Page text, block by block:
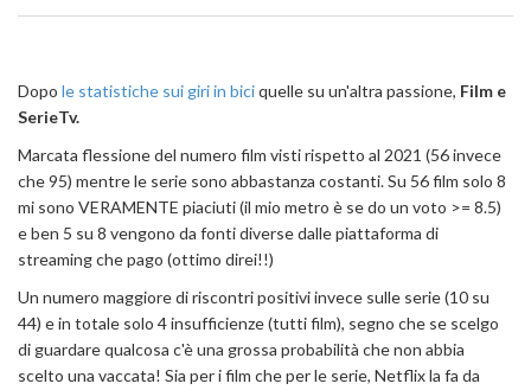
Dopo le statistiche sui giri in biciquelle su un'altra passione, Film e
SerieTv.
Marcata flessione del numero film visti rispetto al 2021 (56 invece
che 95) mentre le serie sono abbastanza costanti. Su 56 film solo 8
mi sono VERAMENTE piaciuti (il mio metro è se do un voto >= 8.5)
e ben 5 su 8 vengono da fonti diverse dalle piattaforma di
streaming che pago (ottimo direi!!)
Un numero maggiore di riscontri positivi invece sulle serie (10 su
44) e in totale solo 4 insufficienze (tutti film), segno che se scelgo
di guardare qualcosa c'è una grossa probabilità che non abbia
scelto una vaccata! Sia per i film che per le serie, Netflix la fa da